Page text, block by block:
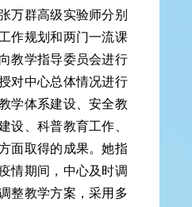
万群高级实验师分别
作规划和两门一流课
教学指导委员会进行
对中心总体情况进行
学体系建设、安全教
设、科普教育工作、
面取得的成果。她指
情期间，中心及时调
整教学方案，采用多